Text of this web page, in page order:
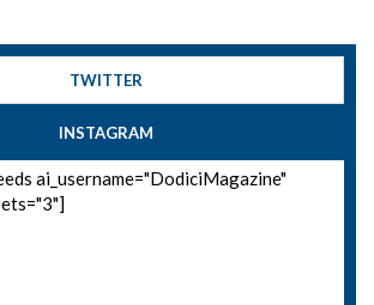
TWITTER
INSTAGRAM
ai_username="DodiciMagazine"